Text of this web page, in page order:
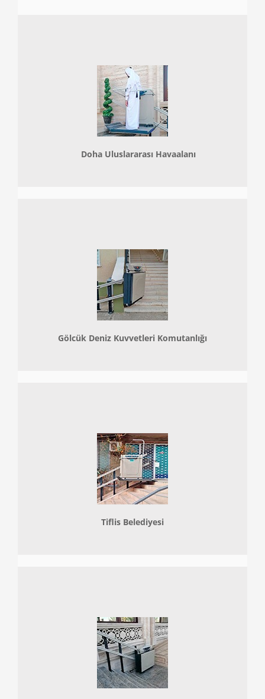
Doha Uluslararası Havaalanı
Gölcük Deniz Kuvvetleri Komutanlığı
Tiflis Belediyesi